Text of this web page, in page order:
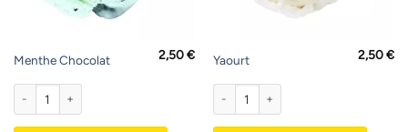
Menthe Chocolat 2,50€ Yaourt 2,50€